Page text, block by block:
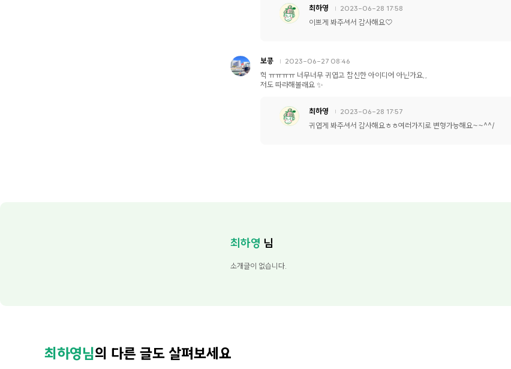
최하영 2023-06-28 17:58
이쁘게 봐주셔서 감사해요♡
보콩 2023-06-27 08:46
헉 ㅠㅠㅠㅠ 너무너무 귀엽고 참신한 아이디어 아닌가요,,
저도 따라해볼래요 ✨
최하영 2023-06-28 17:57
귀엽게 봐주셔서 감사해요ㅎㅎ여러가지로 변형가능해요~~^^/
최하영 님
소개글이 없습니다.
최하영님의 다른 글도 살펴보세요